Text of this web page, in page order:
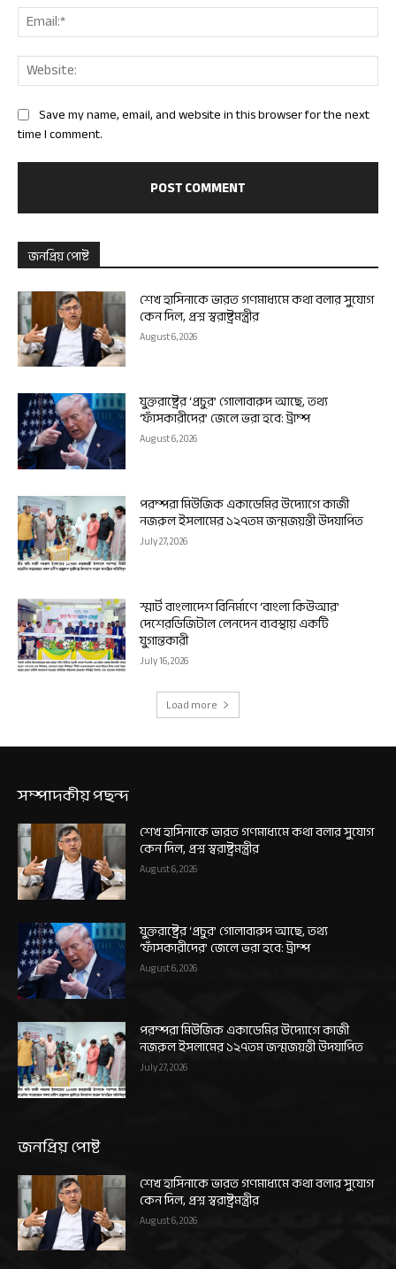
Save my name, email, and website in this browser for the next
time I comment.
জনপ্রিয় পোষ্ট
শেখ হাসিনাকে ভারত গণমাধ্যমে কথা বলার সুযোগ
কেন দিল, প্রশ্ন স্বরাষ্ট্রমন্ত্রীর
August 6, 2026
যুক্তরাষ্ট্রের ‘প্রচুর’ গোলাবারুদ আছে, তথ্য
‘ফাঁসকারীদের’ জেলে ভরা হবে: ট্রাম্প
August 6, 2026
পরম্পরা মিউজিক একাডেমির উদ্যোগে কাজী
নজরুল ইসলামের ১২৭তম জন্মজয়ন্তী উদযাপিত
July 27, 2026
স্মার্ট বাংলাদেশ বিনির্মাণে ‘বাংলা কিউআর’
দেশেরডিজিটাল লেনদেন ব্যবস্থায় একটি
যুগান্তকারী
July 16, 2026
Load more
সম্পাদকীয় পছন্দ
শেখ হাসিনাকে ভারত গণমাধ্যমে কথা বলার সুযোগ
কেন দিল, প্রশ্ন স্বরাষ্ট্রমন্ত্রীর
August 6, 2026
যুক্তরাষ্ট্রের ‘প্রচুর’ গোলাবারুদ আছে, তথ্য
‘ফাঁসকারীদের’ জেলে ভরা হবে: ট্রাম্প
August 6, 2026
পরম্পরা মিউজিক একাডেমির উদ্যোগে কাজী
নজরুল ইসলামের ১২৭তম জন্মজয়ন্তী উদযাপিত
July 27, 2026
জনপ্রিয় পোষ্ট
শেখ হাসিনাকে ভারত গণমাধ্যমে কথা বলার সুযোগ
কেন দিল, প্রশ্ন স্বরাষ্ট্রমন্ত্রীর
August 6, 2026